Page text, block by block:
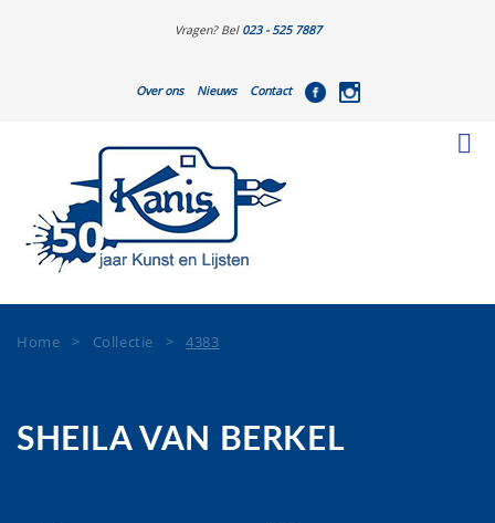
Vragen? Bel 023 - 525 7887
Over ons Nieuws Contact
Home > Collectie >4383
SHEILA VAN BERKEL